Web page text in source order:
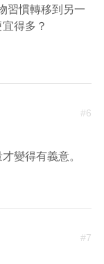
習慣轉移到另一
得多？
變得有義意。
#6
#7